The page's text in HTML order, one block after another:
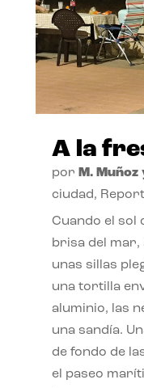
A la
por M. Muñoz
ciudad,
Cuando el sol
brisa del mar,
unas sillas
una tortilla
aluminio, las
una sandía.
de fondo de
el paseo